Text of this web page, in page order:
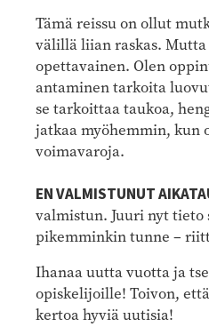
Tämä reissu on ollut
välillä liian raskas. Mutta
opettavainen. Olen
antaminen tarkoita
se tarkoittaa taukoa,
jatkaa myöhemmin, kun
voimavaroja.
EN VALMISTUNUT
valmistun. Juuri nyt tieto
pikemminkin tunne –
Ihanaa uutta vuotta ja
opiskelijoille! Toivon,
kertoa hyviä uutisia!